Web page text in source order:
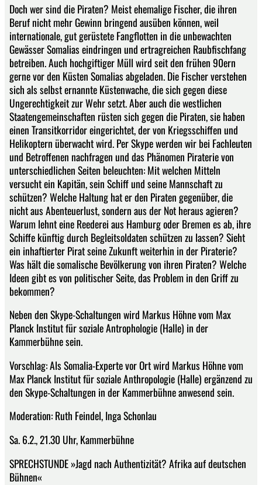
Doch wer sind die Piraten? Meist ehemalige Fischer, die ihren
Beruf nicht mehr Gewinn bringend ausüben können, weil
internationale, gut gerüstete Fangflotten in die unbewachten
Gewässer Somalias eindringen und ertragreichen Raubfischfang
betreiben. Auch hochgiftiger Müll wird seit den frühen 90ern
gerne vor den Küsten Somalias abgeladen. Die Fischer verstehen
sich als selbst ernannte Küstenwache, die sich gegen diese
Ungerechtigkeit zur Wehr setzt. Aber auch die westlichen
Staatengemeinschaften rüsten sich gegen die Piraten, sie haben
einen Transitkorridor eingerichtet, der von Kriegsschiffen und
Helikoptern überwacht wird. Per Skype werden wir bei Fachleuten
und Betroffenen nachfragen und das Phänomen Piraterie von
unterschiedlichen Seiten beleuchten: Mit welchen Mitteln
versucht ein Kapitän, sein Schiff und seine Mannschaft zu
schützen? Welche Haltung hat er den Piraten gegenüber, die
nicht aus Abenteuerlust, sondern aus der Not heraus agieren?
Warum lehnt eine Reederei aus Hamburg oder Bremen es ab, ihre
Schiffe künftig durch Begleitsoldaten schützen zu lassen? Sieht
ein inhaftierter Pirat seine Zukunft weiterhin in der Piraterie?
Was hält die somalische Bevölkerung von ihren Piraten? Welche
Ideen gibt es von politischer Seite, das Problem in den Griff zu
bekommen?
Neben den Skype-Schaltungen wird Markus Höhne vom Max
Planck Institut für soziale Antrophologie (Halle) in der
Kammerbühne sein.
Vorschlag: Als Somalia-Experte vor Ort wird Markus Höhne vom
Max Planck Institut für soziale Anthropologie (Halle) ergänzend zu
den Skype-Schaltungen in der Kammerbühne anwesend sein.
Moderation: Ruth Feindel, Inga Schonlau
Sa. 6.2., 21.30 Uhr, Kammerbühne
SPRECHSTUNDE »Jagd nach Authentizität? Afrika auf deutschen
Bühnen«